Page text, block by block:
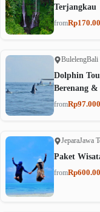
Terjangkau
from
BulelengBali
Dolphin
Berenang
from
JeparaJawa
Paket
from